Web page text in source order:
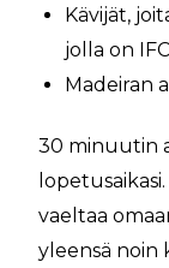
Kävijät,
jolla on
Madeiran
30 minuutin
vaeltaa
yleensä noin